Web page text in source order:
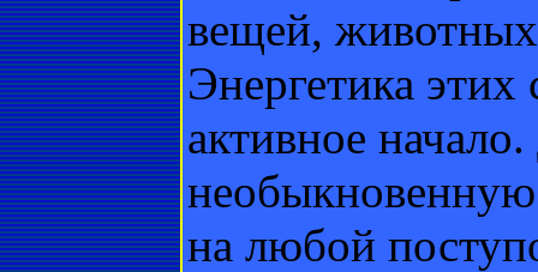
вещей, животных
Энергетика этих
активное
на любой